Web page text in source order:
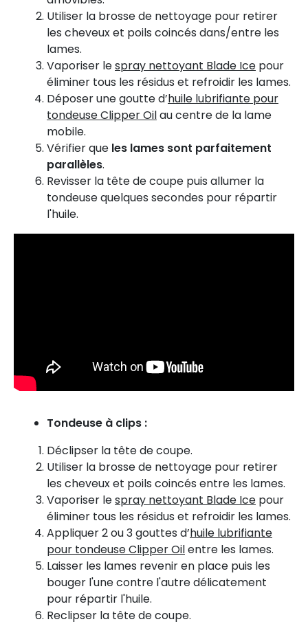
Utiliser la brosse de nettoyage pour retirer
les cheveux et poils coincés dans/entre les
lames.
Vaporiser lespray nettoyant Blade Ice pour
éliminer tous les résidus et refroidir les lames.
Déposer une goutte d’huile lubrifiante pour
tondeuse Clipper Oilau centre de la lame
mobile.
Vérifier que les lames sont parfaitement
parallèles.
Revisser la tête de coupe puis allumer la
tondeuse quelques secondes pour répartir
l'huile.
Tondeuse à clips :
Déclipser la tête de coupe.
Utiliser la brosse de nettoyage pour retirer
les cheveux et poils coincés entre les lames.
Vaporiser lespray nettoyant Blade Ice pour
éliminer tous les résidus et refroidir les lames.
Appliquer 2 ou 3 gouttes d’huile lubrifiante
pour tondeuse Clipper Oilentre les lames.
Laisser les lames revenir en place puis les
bouger l'une contre l'autre délicatement
pour répartir l'huile.
Reclipser la tête de coupe.